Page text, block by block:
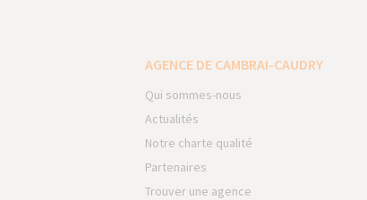
AGENCE DE CAMBRAI-CAUDRY
Qui sommes-nous
Actualités
Notre charte qualité
Partenaires
Trouver une agence